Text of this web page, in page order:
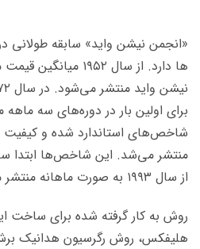
«انجمن نیشن واید» سابقه طولانی
ها دارد. از سال ۱۹۵۲
شاخص­‌های استاندارد شده و
منتشر می‌شد. این شاخص‌­ها ابتدا
از سال ۱۹۹۳ به صورت ماهانه منتشر می‎شوند.
روش به کار گرفته شده برای
هلیفکس، روش رگرسیون هدانیک